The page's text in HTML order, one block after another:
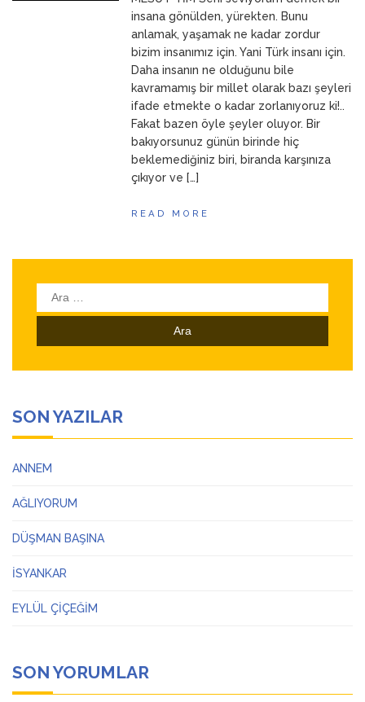
ANNEMinsana gönülden, yürekten. Bunu
anlamak, yaşamak ne kadar zordur
bizim insanımız için. Yani Türk insanı için.
Daha insanın ne olduğunu bile
kavramamış bir millet olarak bazı şeyleri
ifade etmekte o kadar zorlanıyoruz ki!..
Fakat bazen öyle şeyler oluyor. Bir
bakıyorsunuz günün birinde hiç
beklemediğiniz biri, biranda karşınıza
çıkıyor ve […]
READ MORE
Arama:
SON YAZILAR
ANNEM
AĞLIYORUM
DÜŞMAN BAŞINA
İSYANKAR
EYLÜL ÇİÇEĞİM
SON YORUMLAR